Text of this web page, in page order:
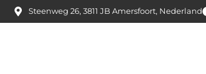
Steenweg 26, 3811 JB Amersfoort, Nederland